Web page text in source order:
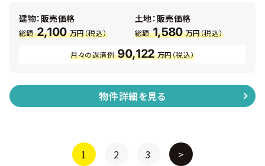
のトリプルサッシ ・ カーテン＆照明付 ・ 主寝室にはウォー
クインクローク ・ 各居室にも収納あり
建物：販売価格
総額 2,100 万円（税込）
土地：販売価格
総額 1,580 万円（税込）
月々の返済例 90,122 万円（税込）
物件詳細を見る
1 2 3 >